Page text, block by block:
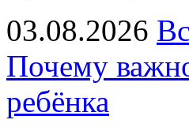
03.08.2026
Почему
ребёнка